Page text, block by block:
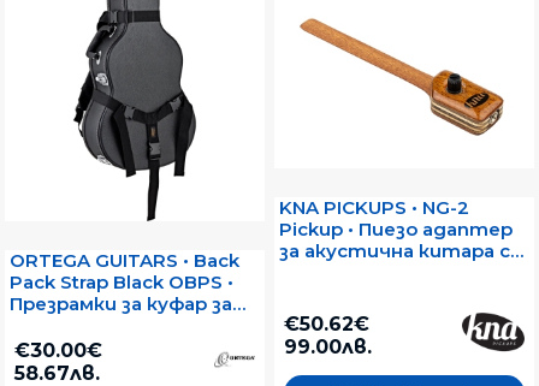
ORTEGA GUITARS • Back
Pack Strap Black OBPS •
Презрамки за куфар за
€30.00€
58.67лв.
KNA PICKUPS • NG-2
Pickup • Пиезо адаптер
за акустична китара с
€50.62€
99.00лв.